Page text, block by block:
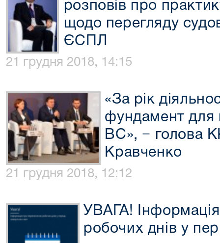
розповів про
щодо перегляду
ЄСПЛ
21 грудня 2018, 14:15
«За рік
фундамент для
ВС», − голова
Кравченко
21 грудня 2018, 12:12
УВАГА!
робочих днів у